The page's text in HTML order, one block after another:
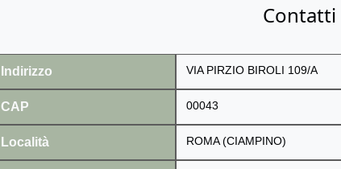
Contatti
Indirizzo VIA PIRZIO BIROLI 109/A
CAP 00043
Località ROMA (CIAMPINO)